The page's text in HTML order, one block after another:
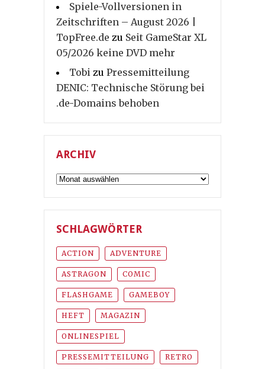
Spiele-Vollversionen in
Zeitschriften – August 2026 |
TopFree.de zu Seit GameStar XL
05/2026 keine DVD mehr
Tobi zu Pressemitteilung
DENIC: Technische Störung bei
.de-Domains behoben
ARCHIV
Archiv
SCHLAGWÖRTER
ACTION ADVENTURE
ASTRAGON COMIC
FLASHGAME GAMEBOY
HEFT MAGAZIN
ONLINESPIEL
PRESSEMITTEILUNG RETRO